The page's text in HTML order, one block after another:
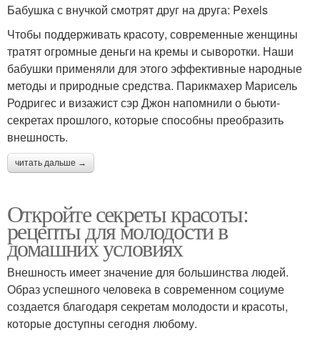
Бабушка с внучкой смотрят друг на друга: Pexels
Чтобы поддерживать красоту, современные женщины
тратят огромные деньги на кремы и сыворотки. Наши
бабушки применяли для этого эффективные народные
методы и природные средства. Парикмахер Марисель
Родригес и визажист сэр Джон напомнили о бьюти-
секретах прошлого, которые способны преобразить
внешность.
читать дальше →
Откройте секреты красоты:
рецепты для молодости в
домашних условиях
Внешность имеет значение для большинства людей.
Образ успешного человека в современном социуме
создается благодаря секретам молодости и красоты,
которые доступны сегодня любому.